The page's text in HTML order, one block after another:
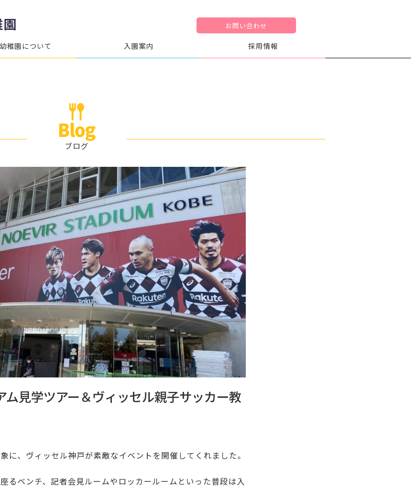
お問い合わせ
稚園について 入園案内 採用情報
Blog
ブログ
ム見学ツアー＆ヴィッセル親子サッカー教
に、ヴィッセル神戸が素敵なイベントを開催してくれました。
るベンチ、記者会見ルームやロッカールームといった普段は入